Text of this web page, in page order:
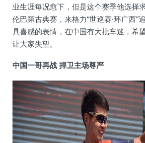
业生涯每况愈下，但是这个赛季他选择
伦巴第古典赛，来格力“世巡赛·环广西”
具喜感的表情，在中国有大批车迷，希
让大家失望。
中国一哥再战 捍卫主场尊严